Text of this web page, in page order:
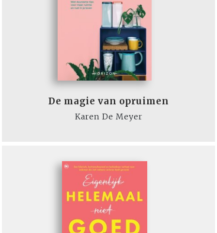
De magie van opruimen
Karen De Meyer